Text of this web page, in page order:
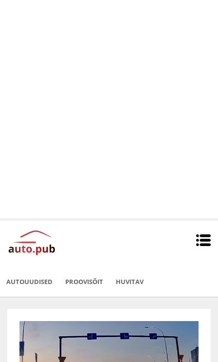
AUTOUUDISED PROOVISÕIT HUVITAV